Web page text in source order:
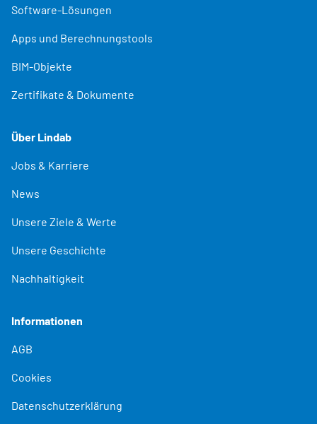
Software-Lösungen
Apps und Berechnungstools
BIM-Objekte
Zertifikate & Dokumente
Über Lindab
Jobs & Karriere
News
Unsere Ziele & Werte
Unsere Geschichte
Nachhaltigkeit
Informationen
AGB
Cookies
Datenschutzerklärung